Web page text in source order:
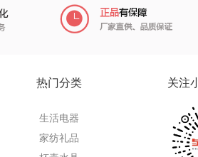
爱国者
TKK
热门分类
生活电器
家纺礼品
关注